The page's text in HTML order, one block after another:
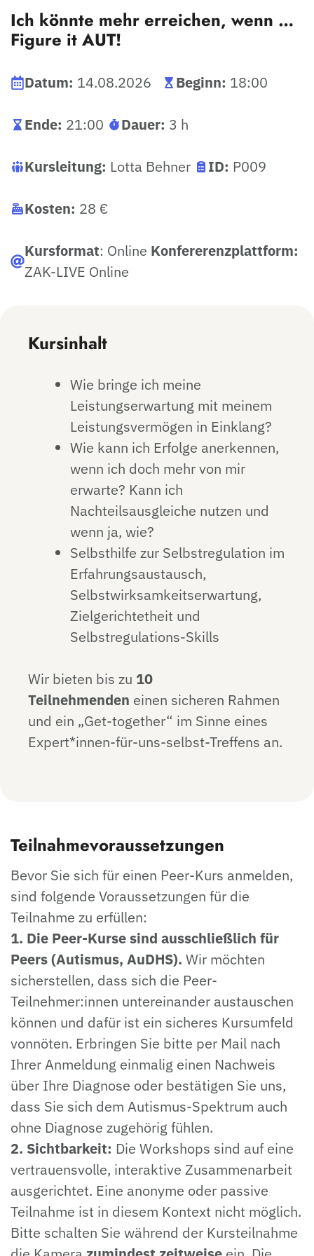
Ich könnte mehr erreichen, wenn …
Figure it AUT!
Datum: 14.08.2026 Beginn: 18:00
Ende: 21:00 Dauer: 3 h
Kursleitung: Lotta Behner ID: P009
Kosten: 28 €
Kursformat: Online Konfererenzplattform:
ZAK-LIVE Online
Kursinhalt
Wie bringe ich meine
Leistungserwartung mit meinem
Leistungsvermögen in Einklang?
Wie kann ich Erfolge anerkennen,
wenn ich doch mehr von mir
erwarte? Kann ich
Nachteilsausgleiche nutzen und
wenn ja, wie?
Selbsthilfe zur Selbstregulation im
Erfahrungsaustausch,
Selbstwirksamkeitserwartung,
Zielgerichtetheit und
Selbstregulations-Skills
Wir bieten bis zu 10
Teilnehmenden einen sicheren Rahmen
und ein „Get-together“ im Sinne eines
Expert*innen-für-uns-selbst-Treffens an.
Teilnahmevoraussetzungen
Bevor Sie sich für einen Peer-Kurs anmelden,
sind folgende Voraussetzungen für die
Teilnahme zu erfüllen:
1. Die Peer-Kurse sind ausschließlich für
Peers (Autismus, AuDHS). Wir möchten
sicherstellen, dass sich die Peer-
Teilnehmer:innen untereinander austauschen
können und dafür ist ein sicheres Kursumfeld
vonnöten. Erbringen Sie bitte per Mail nach
Ihrer Anmeldung einmalig einen Nachweis
über Ihre Diagnose oder bestätigen Sie uns,
dass Sie sich dem Autismus-Spektrum auch
ohne Diagnose zugehörig fühlen.
2. Sichtbarkeit: Die Workshops sind auf eine
vertrauensvolle, interaktive Zusammenarbeit
ausgerichtet. Eine anonyme oder passive
Teilnahme ist in diesem Kontext nicht möglich.
Bitte schalten Sie während der Kursteilnahme